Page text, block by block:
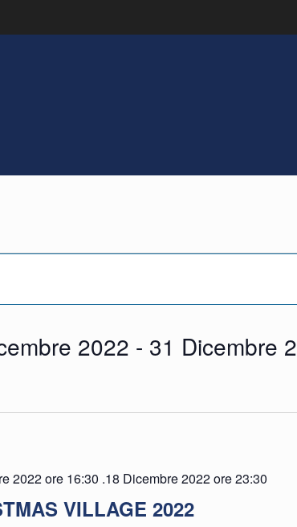
2022 - 31 Dicembre
VILLAGE 2022
2022 ore 16:30 .18 Dicembre 2022 ore 23:30